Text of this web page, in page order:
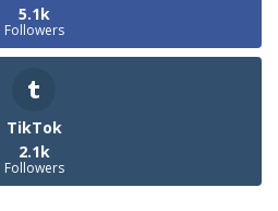
5.1k
Followers
TikTok
2.1k
Followers